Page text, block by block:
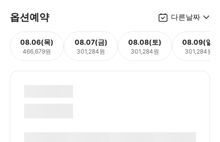
옵션예약 다른날짜
08.06(목)
466,679원
08.07(금)
301,284원
08.08(토)
301,284원
08.09(일)
301,284원